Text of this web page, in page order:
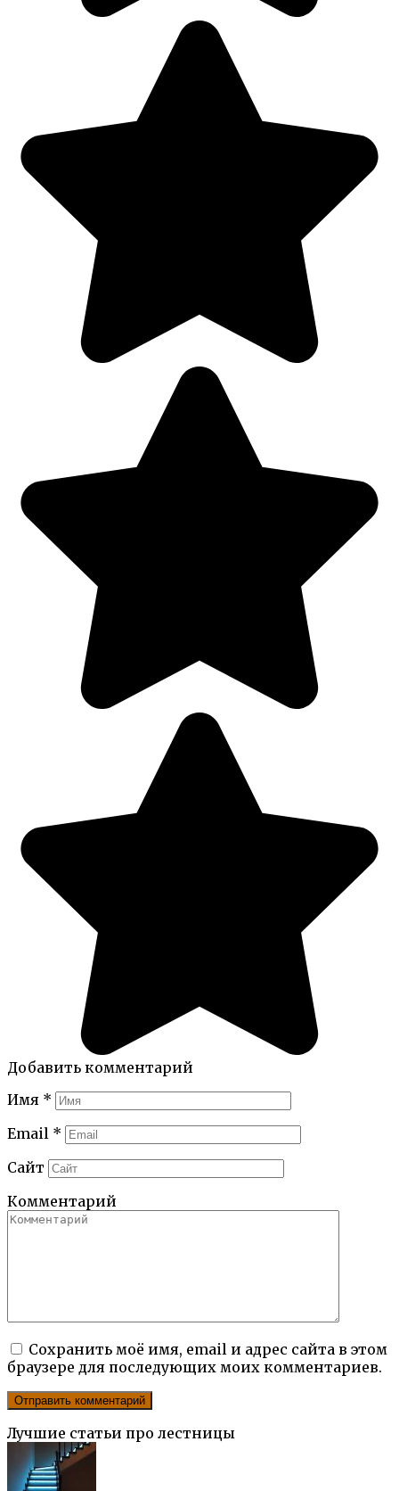
Добавить комментарий
Имя *
Email *
Сайт
Комментарий
Сохранить моё имя, email и адрес сайта в этом
браузере для последующих моих комментариев.
Лучшие статьи про лестницы